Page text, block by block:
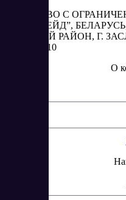
ОБЩЕСТВО С
“АБЕСТРЕЙД”,
МИНСКИЙ РАЙОН, Г.
2, КОМ. 310
О